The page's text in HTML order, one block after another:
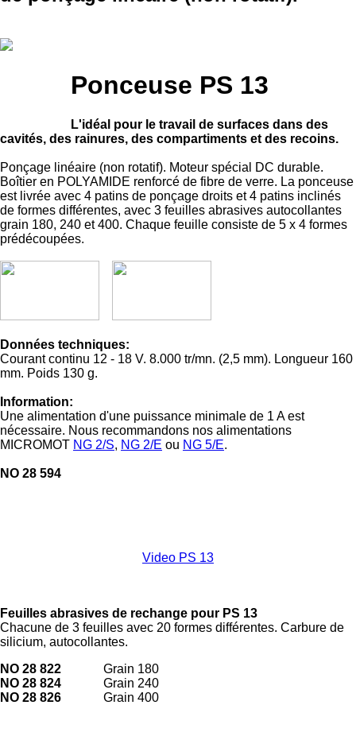
Ponceuse PS 13
L'idéal pour le travail de surfaces dans des
cavités, des rainures, des compartiments et des recoins.
Ponçage linéaire (non rotatif). Moteur spécial DC durable.
Boîtier en POLYAMIDE renforcé de fibre de verre. La ponceuse
est livrée avec 4 patins de ponçage droits et 4 patins inclinés
de formes différentes, avec 3 feuilles abrasives autocollantes
grain 180, 240 et 400. Chaque feuille consiste de 5 x 4 formes
prédécoupées.
Données techniques:
Courant continu 12 - 18 V. 8.000 tr/mn. (2,5 mm). Longueur 160
mm. Poids 130 g.
Information:
Une alimentation d'une puissance minimale de 1 A est
nécessaire. Nous recommandons nos alimentations
MICROMOT NG 2/S, NG 2/E ou NG 5/E.
NO 28 594
Video PS 13
Feuilles abrasives de rechange pour PS 13
Chacune de 3 feuilles avec 20 formes différentes. Carbure de
silicium, autocollantes.
NO 28 822
Grain 180
NO 28 824
Grain 240
NO 28 826
Grain 400